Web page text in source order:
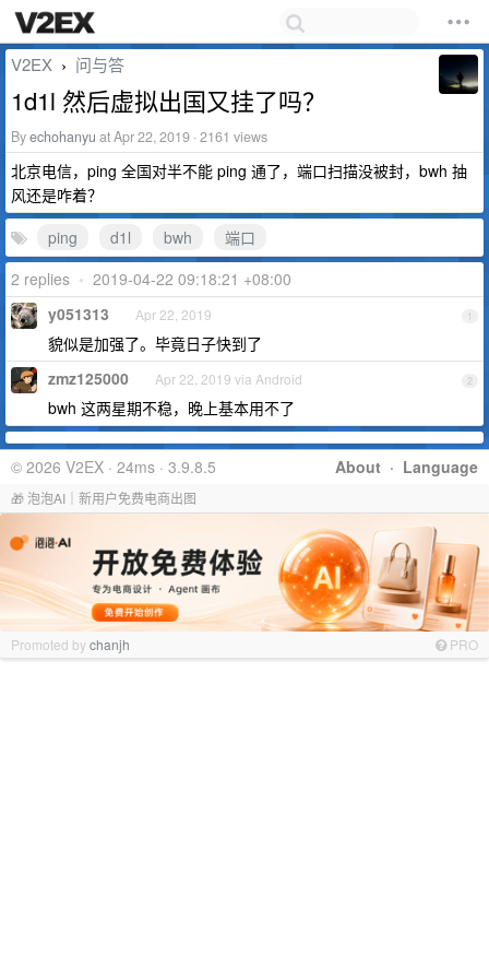
V2EX › 问与答
1d1l 然后虚拟出国又挂了吗？
Byechohanyu at Apr 22, 2019 · 2161 views
北京电信，ping 全国对半不能 ping 通了，端口扫描没被封，bwh 抽
风还是咋着？
ping
d1l bwh
端口
2 replies • 2019-04-22 09:18:21 +08:00
1
y051313 Apr 22, 2019
貌似是加强了。毕竟日子快到了
2
zmz125000 Apr 22, 2019 via Android
bwh 这两星期不稳，晚上基本用不了
About · Language
© 2026 V2EX · 24ms · 3.9.8.5
🎁 泡泡AI｜新用户免费电商出图
Promoted bychanjh PRO